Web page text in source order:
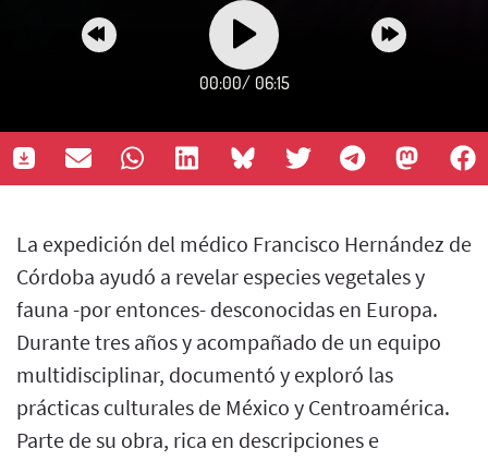
00:00/ 06:15
La expedición del médico Francisco Hernández de
Córdoba ayudó a revelar especies vegetales y
fauna -por entonces- desconocidas en Europa.
Durante tres años y acompañado de un equipo
multidisciplinar, documentó y exploró las
prácticas culturales de México y Centroamérica.
Parte de su obra, rica en descripciones e